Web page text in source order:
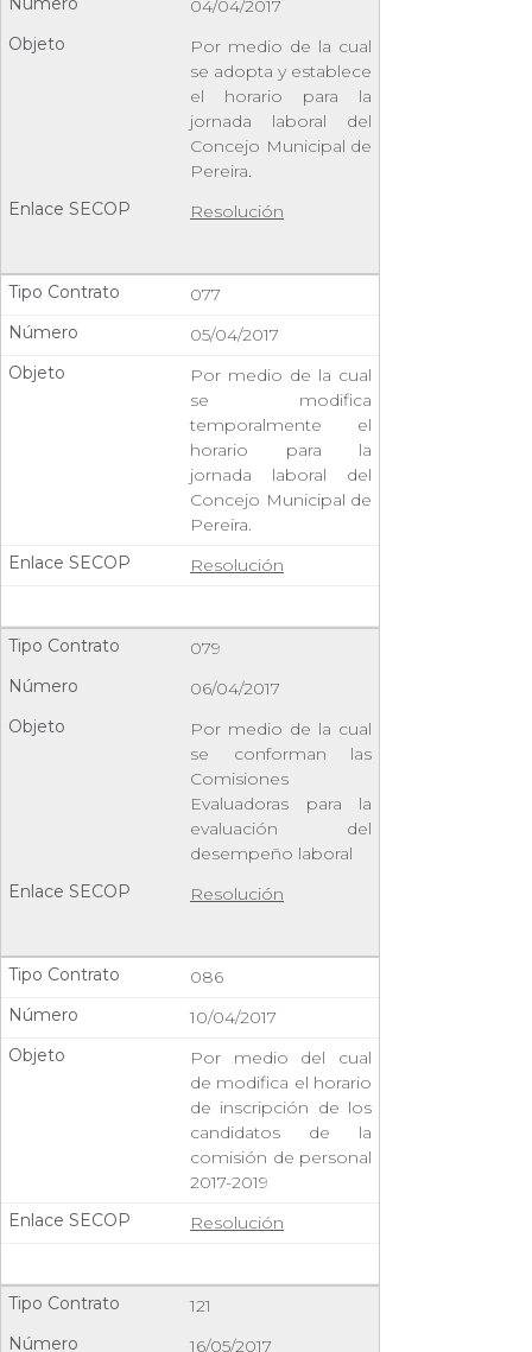
04/04/2017
Por medio de la cual
se adopta y establece
el horario para la
jornada laboral del
Concejo Municipal de
Pereira.
Resolución
077
05/04/2017
Por medio de la cual
se modifica
temporalmente el
horario para la
jornada laboral del
Concejo Municipal de
Pereira.
Resolución
079
06/04/2017
Por medio de la cual
se conforman las
Comisiones
Evaluadoras para la
evaluación del
desempeño laboral
Resolución
086
10/04/2017
Por medio del cual
de modifica el horario
de inscripción de los
candidatos de la
comisión de personal
2017-2019
Resolución
121
16/05/2017